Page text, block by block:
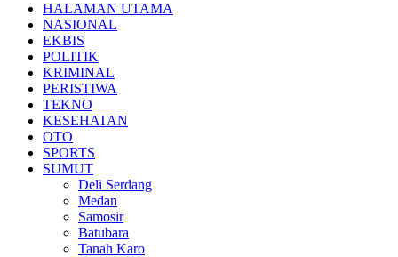
HALAMAN UTAMA
NASIONAL
EKBIS
POLITIK
KRIMINAL
PERISTIWA
TEKNO
KESEHATAN
OTO
SPORTS
SUMUT
Deli Serdang
Medan
Samosir
Batubara
Tanah Karo